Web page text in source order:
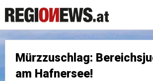
Mürzzuschlag:
am Hafnersee!